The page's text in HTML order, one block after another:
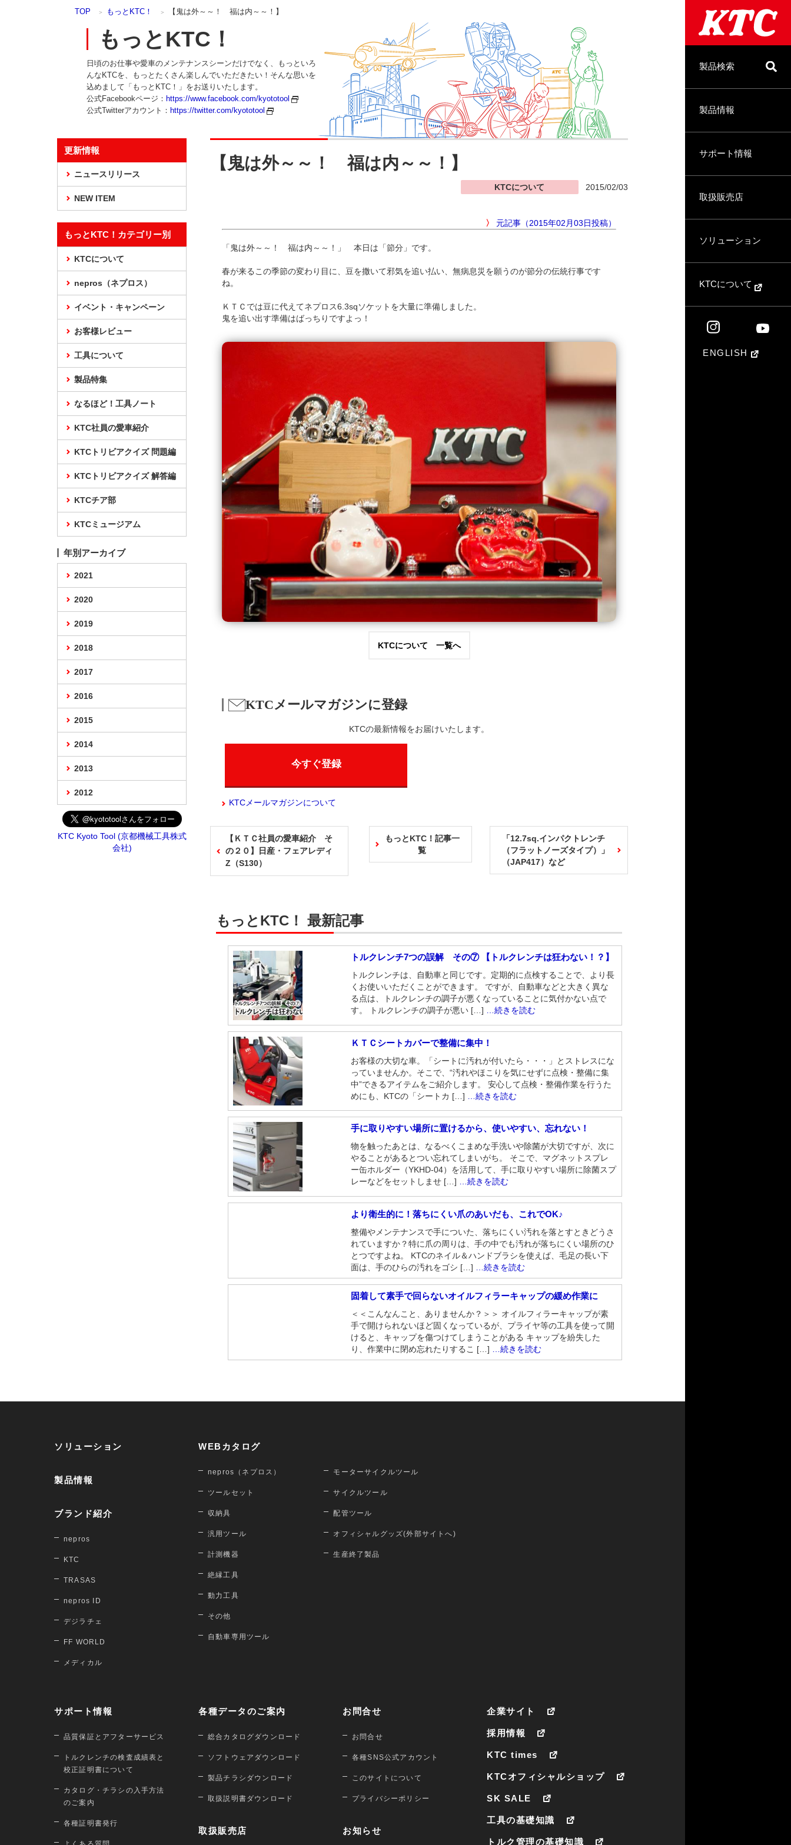
製品検索
製品情報
サポート情報
取扱販売店
ソリューション
KTCについて
ENGLISH
TOP もっとKTC！ 【鬼は外～～！ 福は内～～！】
もっとKTC！
日頃のお仕事や愛車のメンテナンスシーンだけでなく、もっといろ
んなKTCを、もっとたくさん楽しんでいただきたい！そんな思いを
込めまして「もっとKTC！」をお送りいたします。
公式Facebookページ： https://www.facebook.com/kyototool
公式Twitterアカウント： https://twitter.com/kyototool
【鬼は外～～！ 福は内～～！】
KTCについて 2015/02/03
〉 元記事（2015年02月03日投稿）
「鬼は外～～！ 福は内～～！」 本日は「節分」です。
春が来るこの季節の変わり目に、豆を撒いて邪気を追い払い、無病息災を願うのが節分の伝統行事です
ね。
ＫＴＣでは豆に代えてネプロス6.3sqソケットを大量に準備しました。
鬼を追い出す準備はばっちりですよっ！
KTCについて 一覧へ
KTCメールマガジンに登録
KTCの最新情報をお届けいたします。
今すぐ登録
KTCメールマガジンについて
【ＫＴＣ社員の愛車紹介 そ
の２０】日産・フェアレディ
Z（S130）
もっとKTC！記事一
覧
「12.7sq.インパクトレンチ
（フラットノーズタイプ）」
（JAP417）など
もっとKTC！ 最新記事
トルクレンチ7つの誤解 その⑦ 【トルクレンチは狂わない！？】
トルクレンチは、自動車と同じです。定期的に点検することで、より長
くお使いいただくことができます。 ですが、自動車などと大きく異な
る点は、トルクレンチの調子が悪くなっていることに気付かない点で
す。 トルクレンチの調子が悪い […]
…続きを読む
ＫＴＣシートカバーで整備に集中！
お客様の大切な車。「シートに汚れが付いたら・・・」とストレスにな
っていませんか。そこで、“汚れやほこりを気にせずに点検・整備に集
中”できるアイテムをご紹介します。 安心して点検・整備作業を行うた
めにも、KTCの「シートカ […]
…続きを読む
手に取りやすい場所に置けるから、使いやすい、忘れない！
物を触ったあとは、なるべくこまめな手洗いや除菌が大切ですが、次に
やることがあるとつい忘れてしまいがち。 そこで、マグネットスプレ
ー缶ホルダー（YKHD-04）を活用して、手に取りやすい場所に除菌スプ
レーなどをセットしませ […]
…続きを読む
より衛生的に！落ちにくい爪のあいだも、これでOK♪
整備やメンテナンスで手についた、落ちにくい汚れを落とすときどうさ
れていますか？特に爪の周りは、手の中でも汚れが落ちにくい場所のひ
とつですよね。 KTCのネイル＆ハンドブラシを使えば、毛足の長い下
面は、手のひらの汚れをゴシ […]
…続きを読む
固着して素手で回らないオイルフィラーキャップの緩め作業に
＜＜こんなんこと、ありませんか？＞＞ オイルフィラーキャップが素
手で開けられないほど固くなっているが、プライヤ等の工具を使って開
けると、キャップを傷つけてしまうことがある キャップを紛失した
り、作業中に閉め忘れたりするこ […]
…続きを読む
更新情報
ニュースリリース
NEW ITEM
もっとKTC！カテゴリー別
KTCについて
nepros（ネプロス）
イベント・キャンペーン
お客様レビュー
工具について
製品特集
なるほど！工具ノート
KTC社員の愛車紹介
KTCトリビアクイズ 問題編
KTCトリビアクイズ 解答編
KTCチア部
KTCミュージアム
年別アーカイブ
2021
2020
2019
2018
2017
2016
2015
2014
2013
2012
KTC Kyoto Tool (京都機械工具株式
会社)
ソリューション
製品情報
ブランド紹介
nepros
KTC
TRASAS
nepros ID
デジラチェ
FF WORLD
メディカル
WEBカタログ
nepros（ネプロス）
ツールセット
収納具
汎用ツール
計測機器
絶縁工具
動力工具
その他
自動車専用ツール
モーターサイクルツール
サイクルツール
配管ツール
オフィシャルグッズ(外部サイトへ)
生産終了製品
サポート情報
品質保証とアフターサービス
トルクレンチの検査成績表と
校正証明書について
カタログ・チラシの入手方法
のご案内
各種証明書発行
各種データのご案内
総合カタログダウンロード
ソフトウェアダウンロード
製品チラシダウンロード
取扱説明書ダウンロード
取扱販売店
お問合せ
お問合せ
各種SNS公式アカウント
このサイトについて
プライバシーポリシー
お知らせ
企業サイト
採用情報
KTC times
KTCオフィシャルショップ
SK SALE
工具の基礎知識
トルク管理の基礎知識